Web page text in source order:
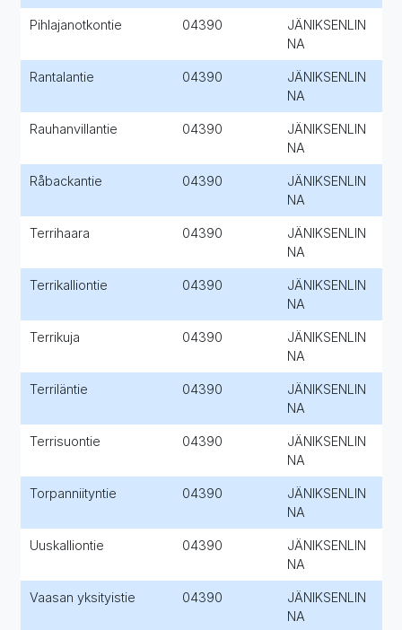
Pihlajanotkontie 04390
JÄNIKSENLIN
NA
Rantalantie 04390
JÄNIKSENLIN
NA
Rauhanvillantie 04390
JÄNIKSENLIN
NA
Råbackantie 04390
JÄNIKSENLIN
NA
Terrihaara 04390
JÄNIKSENLIN
NA
Terrikalliontie 04390
JÄNIKSENLIN
NA
Terrikuja 04390
JÄNIKSENLIN
NA
Terriläntie 04390
JÄNIKSENLIN
NA
Terrisuontie 04390
JÄNIKSENLIN
NA
Torpanniityntie 04390
JÄNIKSENLIN
NA
Uuskalliontie 04390
JÄNIKSENLIN
NA
Vaasan yksityistie 04390
JÄNIKSENLIN
NA